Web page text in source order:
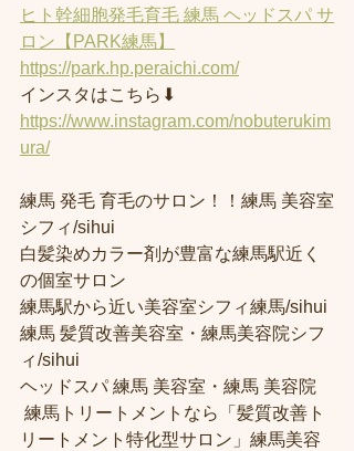
ヒト幹細胞発毛育毛 練馬 ヘッドスパ サ
ロン【PARK練馬】
https://park.hp.peraichi.com/
インスタはこちら⬇︎
https://www.instagram.com/nobuterukim
ura/
練馬 発毛 育毛のサロン！！練馬 美容室
シフィ/sihui
白髪染めカラー剤が豊富な練馬駅近く
の個室サロン
練馬駅から近い美容室シフィ練馬/sihui
練馬 髪質改善美容室・練馬美容院シフ
ィ/sihui
ヘッドスパ 練馬 美容室・練馬 美容院
練馬トリートメントなら「髪質改善ト
リートメント特化型サロン」練馬美容